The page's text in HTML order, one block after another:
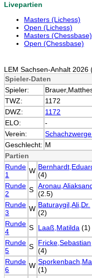
Livepartien
Masters (Lichess)
Open (Lichess)
Masters (Chessbase)
Open (Chessbase)
LEM Sachsen-Anhalt 2026
Spieler-Daten
Spieler:
TWZ:
1172
DWZ:
1172
ELO:
-
Verein:
Geschlecht: M
Partien
Runde
1
W (4)
Runde
2
S (2.5)
Runde
3
W Baturaygil,Ali,Dr.
(2)
Runde
4
S Laaß,Matilda (1)
Runde
5
S
Fricke,Sebastian
(4)
Runde
6
W (1)